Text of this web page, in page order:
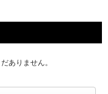
ありません。